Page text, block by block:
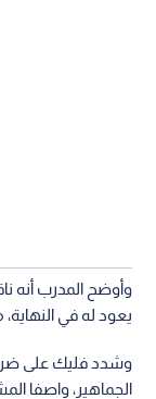
وأوضح المدرب أنه
يعود له في
وشدد فليك على
الجماهير، واصفا